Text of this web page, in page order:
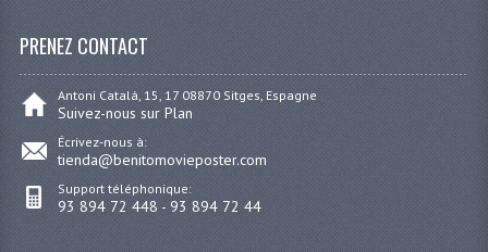
PRENEZ CONTACT
Antoni Catalá, 15, 17 08870 Sitges, Espagne
Suivez-nous sur Plan
Écrivez-nous à:
tienda@benitomovieposter.com
Support téléphonique:
93 894 72 448 - 93 894 72 44